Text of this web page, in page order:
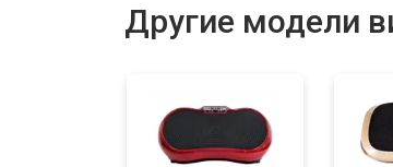
Ремонт или замена
Другие модели